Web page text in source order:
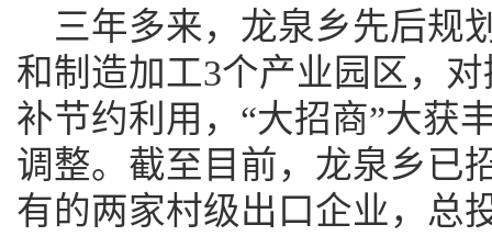
三年多来，龙泉乡先后规
和制造加工3个产业园区，
补节约利用，“大招商”大获
调整。截至目前，龙泉乡已
有的两家村级出口企业，总